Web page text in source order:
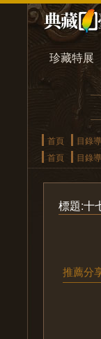
珍藏特展
首頁 目錄
首頁
目錄
標題:十
推薦分